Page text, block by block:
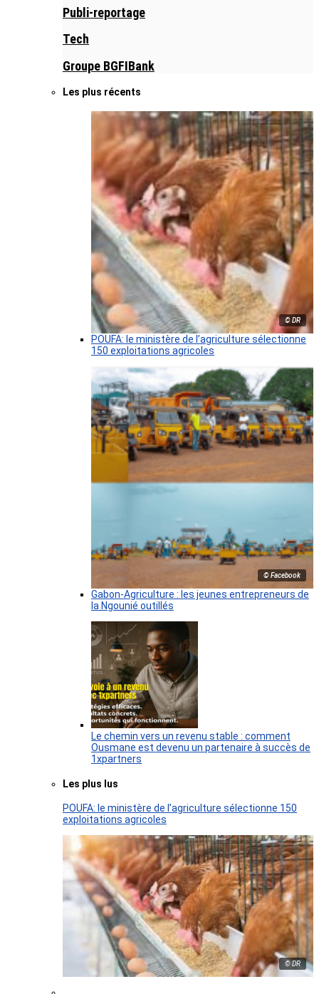
Publi-reportage
Tech
Groupe BGFIBank
Les plus récents
© DR
POUFA: le ministère de l’agriculture sélectionne
150 exploitations agricoles
© Facebook
Gabon-Agriculture : les jeunes entrepreneurs de
la Ngounié outillés
Le chemin vers un revenu stable : comment
Ousmane est devenu un partenaire à succès de
1xpartners
Les plus lus
POUFA: le ministère de l’agriculture sélectionne 150
exploitations agricoles
© DR